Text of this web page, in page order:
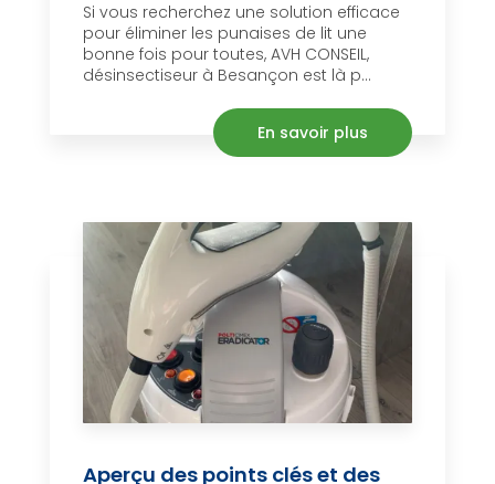
Si vous recherchez une solution efficace
pour éliminer les punaises de lit une
bonne fois pour toutes, AVH CONSEIL,
désinsectiseur à Besançon est là p...
En savoir plus
Aperçu des points clés et des